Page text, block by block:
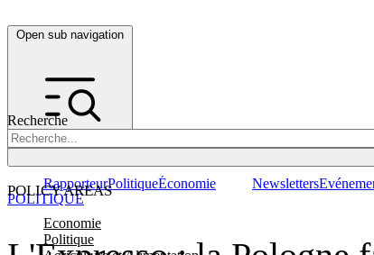
Open sub navigation
Recherche
POLICY AREAS
Economie
Politique
RapporteurPolitiqueÉconomie Newsletters
POLITIQUE